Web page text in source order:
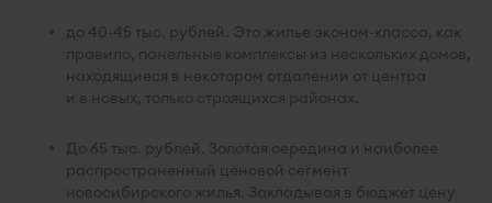
до 40-45 тыс. рублей. Это жилье эконом-класса, как
правило, панельные комплексы из нескольких домов,
находящиеся в некотором отдалении от центра
и в новых, только строящихся районах.
До 65 тыс. рублей. Золотая середина и наиболее
распространенный ценовой сегмент
новосибирского жилья. Закладывая в бюджет цену